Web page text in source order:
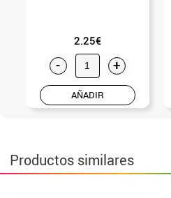
2.25€
- +
AÑADIR
Productos similares